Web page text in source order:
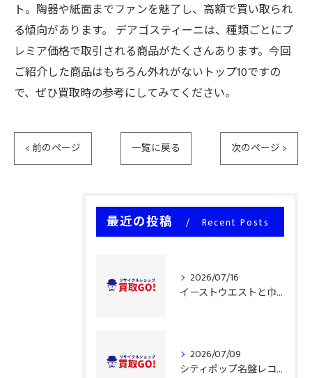
ト。陶器や紙面までファンを魅了し、高額で買い取られ
る傾向があります。 デアゴスティーニは、種類ごとにプ
レミア価格で取引される商品がたくさんあります。今回
ご紹介した商品はもちろん外れがないトップ10ですの
で、ぜひ買取時の参考にしてみてください。
< 前のページ 一覧に戻る 次のページ >
最近の投稿 Recent Posts
2026/07/16
イーストウエストと巾着型バッグ買取攻略
2026/07/09
シティポップ名盤レコード買取の深層分析